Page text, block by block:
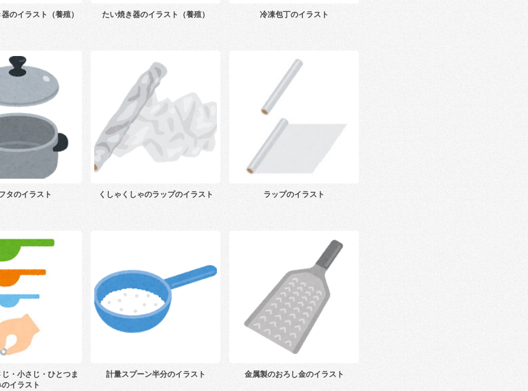
のイラスト（養殖） たい焼き器のイラスト（養殖） 冷凍包丁のイラスト
タのイラスト くしゃくしゃのラップのイラスト ラップのイラスト
・小さじ・ひとつま
のイラスト
計量スプーン半分のイラスト 金属製のおろし金のイラスト